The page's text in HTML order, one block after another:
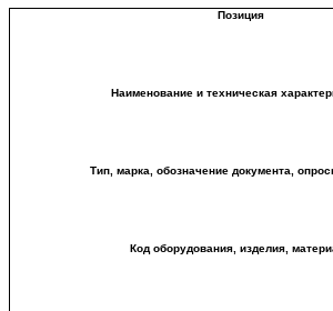
Позиция
Наименование и техническая
Тип, марка, обозначение документа,
Код оборудования, изделия,